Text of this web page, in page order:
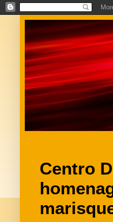
Centro